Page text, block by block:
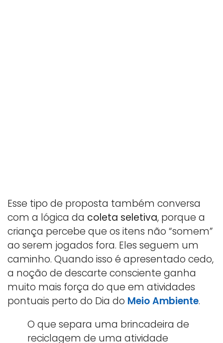
Esse tipo de proposta também conversa
com a lógica da coleta seletiva, porque a
criança percebe que os itens não “somem”
ao serem jogados fora. Eles seguem um
caminho. Quando isso é apresentado cedo,
a noção de descarte consciente ganha
muito mais força do que em atividades
pontuais perto do Dia do Meio Ambiente.
O que separa uma brincadeira de
reciclagem de uma atividade